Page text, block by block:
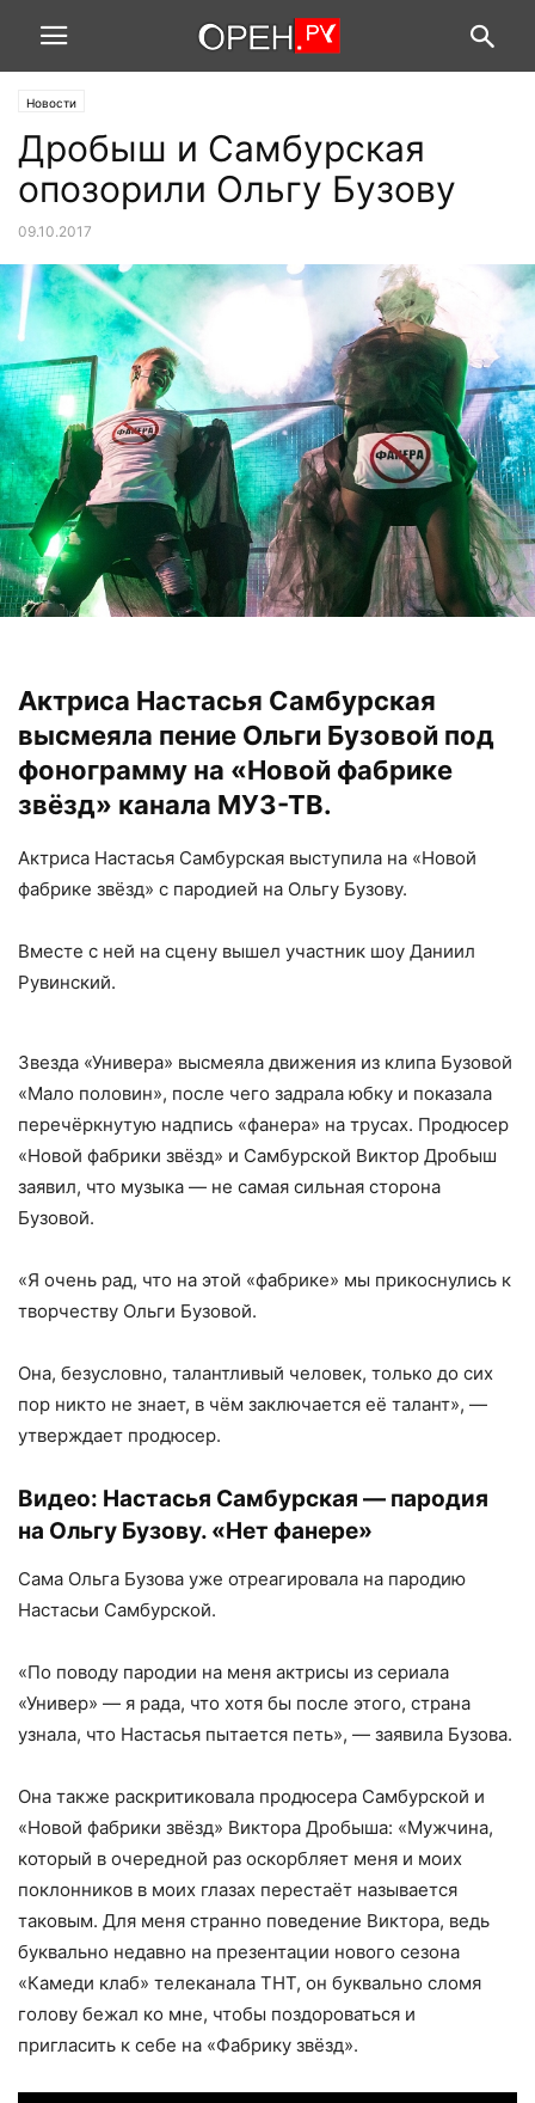
Новости
Дробыш и Самбурская
опозорили Ольгу Бузову
09.10.2017
Актриса Настасья Самбурская
высмеяла пение Ольги Бузовой под
фонограмму на «Новой фабрике
звёзд» канала МУЗ-ТВ.
Актриса Настасья Самбурская выступила на «Новой
фабрике звёзд» с пародией на Ольгу Бузову.
Вместе с ней на сцену вышел участник шоу Даниил
Рувинский.
Звезда «Универа» высмеяла движения из клипа Бузовой
«Мало половин», после чего задрала юбку и показала
перечёркнутую надпись «фанера» на трусах. Продюсер
«Новой фабрики звёзд» и Самбурской Виктор Дробыш
заявил, что музыка — не самая сильная сторона
Бузовой.
«Я очень рад, что на этой «фабрике» мы прикоснулись к
творчеству Ольги Бузовой.
Она, безусловно, талантливый человек, только до сих
пор никто не знает, в чём заключается её талант», —
утверждает продюсер.
Видео: Настасья Самбурская — пародия
на Ольгу Бузову. «Нет фанере»
Сама Ольга Бузова уже отреагировала на пародию
Настасьи Самбурской.
«По поводу пародии на меня актрисы из сериала
«Универ» — я рада, что хотя бы после этого, страна
узнала, что Настасья пытается петь», — заявила Бузова.
Она также раскритиковала продюсера Самбурской и
«Новой фабрики звёзд» Виктора Дробыша: «Мужчина,
который в очередной раз оскорбляет меня и моих
поклонников в моих глазах перестаёт называется
таковым. Для меня странно поведение Виктора, ведь
буквально недавно на презентации нового сезона
«Камеди клаб» телеканала ТНТ, он буквально сломя
голову бежал ко мне, чтобы поздороваться и
пригласить к себе на «Фабрику звёзд».